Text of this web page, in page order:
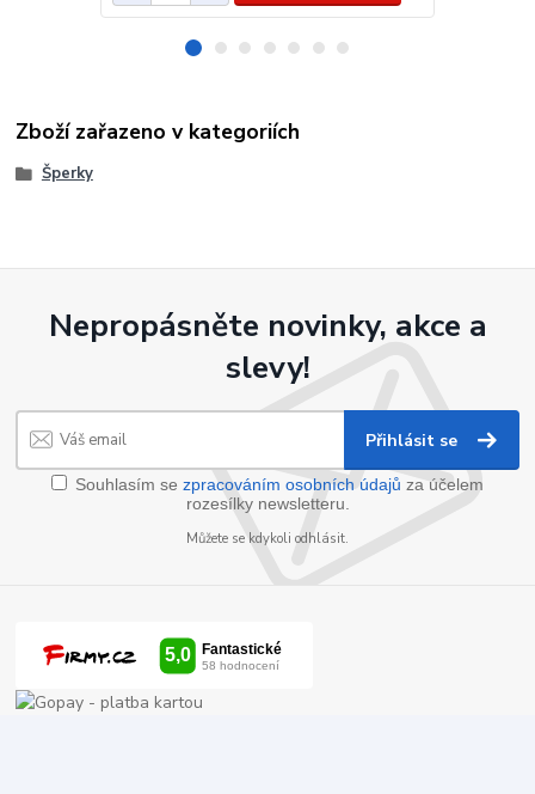
Zboží zařazeno v kategoriích
Šperky
Nepropásněte novinky, akce a
slevy!
Přihlásit se
Souhlasím se zpracováním osobních údajů za účelem
rozesílky newsletteru.
Můžete se kdykoli odhlásit.